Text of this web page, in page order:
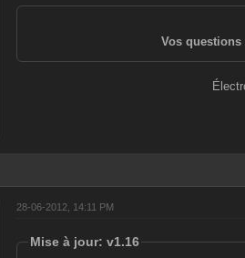
Vos questions
28-06-2012, 14:11 PM
Mise à jour: v1.16